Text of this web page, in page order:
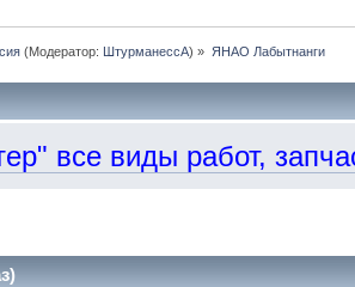
(Модератор: ШтурманессА) » ЯНАО Лабытнанги
виды работ,